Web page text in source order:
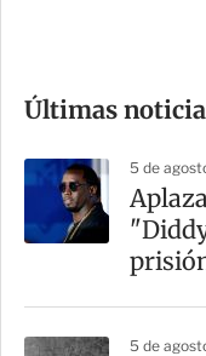
m
a
r
t
Últimas
5 de
5 de